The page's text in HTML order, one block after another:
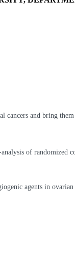
and bring them
of randomized
agents in ovarian